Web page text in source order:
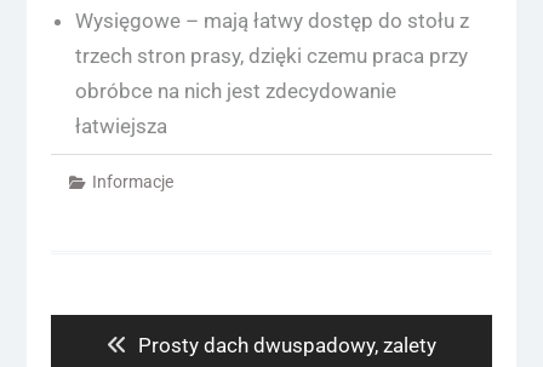
Wysięgowe – mają łatwy dostęp do stołu z
trzech stron prasy, dzięki czemu praca przy
obróbce na nich jest zdecydowanie
łatwiejsza
Informacje
Previous
Prosty dach dwuspadowy, zalety